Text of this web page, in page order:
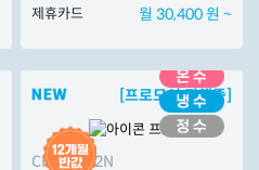
제휴카드 월 30,400 원 ~
[프로모션 진행중]
CHP-7212N